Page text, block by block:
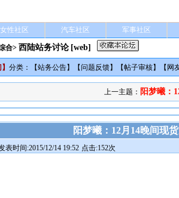
女性社区 汽车社区 军事社区
合> 西陆站务讨论 [web]
】分类：【站务公告】【问题反馈】【帖子审核】【 网
上一主题： 阳梦曦：
阳梦曦：12月14晚间现
表时间:2015/12/14 19:52 点击:152次